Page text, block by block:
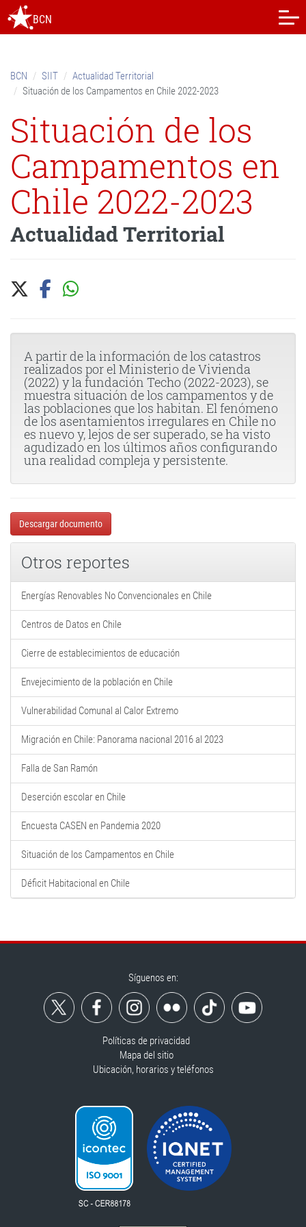
content.
navigation
BCN
BCN SIIT
Actualidad Territorial
Situación de los Campamentos en Chile 2022-2023
Situación de los
Campamentos en
Chile 2022-2023
Actualidad Territorial
A partir de la información de los catastros
realizados por el Ministerio de Vivienda
(2022) y la fundación Techo (2022-2023), se
muestra situación de los campamentos y de
las poblaciones que los habitan. El fenómeno
de los asentamientos irregulares en Chile no
es nuevo y, lejos de ser superado, se ha visto
agudizado en los últimos años configurando
una realidad compleja y persistente.
Descargar documento
Otros reportes
Energías Renovables No Convencionales en Chile
Centros de Datos en Chile
Cierre de establecimientos de educación
Envejecimiento de la población en Chile
Vulnerabilidad Comunal al Calor Extremo
Migración en Chile: Panorama nacional 2016 al 2023
Falla de San Ramón
Deserción escolar en Chile
Encuesta CASEN en Pandemia 2020
Situación de los Campamentos en Chile
Déficit Habitacional en Chile
Síguenos en:
Políticas de privacidad
Mapa del sitio
Ubicación, horarios y teléfonos